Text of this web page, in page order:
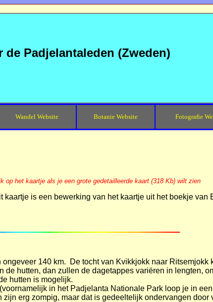
de Padjelantaleden (Zweden)
Wandel Website Botanie Website Fotografie
op het kaartje als je een grote gedetailleerde kaart (318 Kb) wilt zien
kaartje is een bewerking van het kaartje uit het boekje van
ongeveer 140 km. De tocht van Kvikkjokk naar Ritsemjokk
de hutten, dan zullen de dagetappes variëren in lengten,
hutten is mogelijk.
in het Padjelanta Nationale Park loop je in
zijn erg zompig, maar dat is gedeeltelijk ondervangen door